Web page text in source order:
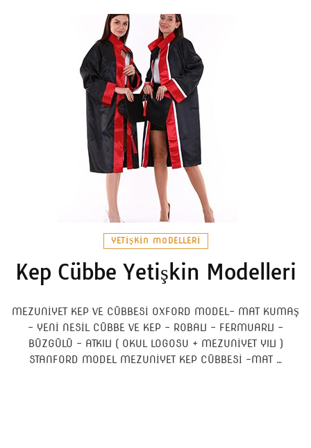
YETIŞKIN MODELLERI
Kep Cübbe Yetişkin Modelleri
MEZUNİYET KEP VE CÜBBESİ OXFORD MODEL- MAT KUMAŞ
– YENİ NESİL CÜBBE VE KEP – ROBALI – FERMUARLI –
BÜZGÜLÜ – ATKILI ( OKUL LOGOSU + MEZUNİYET YILI )
STANFORD MODEL MEZUNİYET KEP CÜBBESİ -MAT …